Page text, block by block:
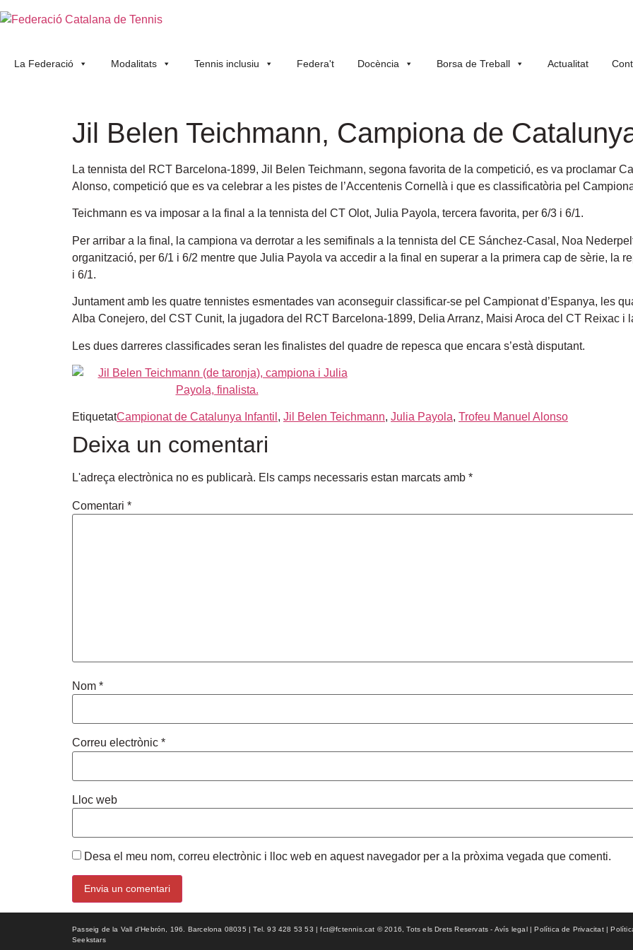
La Federació Modalitats Tennis inclusiu Federa't Docència Borsa de Treball Actualitat
Jil Belen Teichmann, Campiona de
La tennista del RCT Barcelona-1899, Jil Belen Teichmann, segona favorita de la competició, es va proclamar
Alonso, competició que es va celebrar a les pistes de l’Accentenis Cornellà i que es classificatòria pel
Teichmann es va imposar a la final a la tennista del CT Olot, Julia Payola, tercera favorita, per 6/3 i 6/1.
Per arribar a la final, la campiona va derrotar a les semifinals a la tennista del CE Sánchez-Casal, Noa
organització, per 6/1 i 6/2 mentre que Julia Payola va accedir a la final en superar a la primera cap de sèrie, la
i 6/1.
Juntament amb les quatre tennistes esmentades van aconseguir classificar-se pel Campionat d’Espanya, les
Alba Conejero, del CST Cunit, la jugadora del RCT Barcelona-1899, Delia Arranz, Maisi Aroca del CT Reixac i
Les dues darreres classificades seran les finalistes del quadre de repesca que encara s’està disputant.
EtiquetatCampionat de Catalunya Infantil , Jil Belen Teichmann, Julia Payola, Trofeu Manuel Alonso
Deixa un comentari
L'adreça electrònica no es publicarà. Els camps necessaris estan marcats amb *
Comentari *
Nom *
Correu electrònic *
Lloc web
Desa el meu nom, correu electrònic i lloc web en aquest navegador per a la pròxima vegada que comenti.
Passeig de la Vall d'Hebrón, 196. Barcelona 08035 | Tel. 93 428 53 53 | fct@fctennis.cat © 2016, Tots els Drets Reservats - Avís legal | Política de Privacitat |
Seekstars